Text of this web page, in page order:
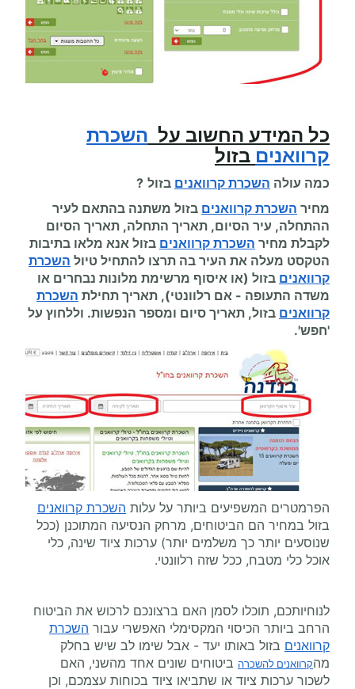
כל המידע החשוב על השכרת
קרוואנים בזול
כמה עולה השכרת קרוואנים בזול ?
מחיר השכרת קרוואנים בזול משתנה בהתאם לעיר
ההתחלה, עיר הסיום, תאריך התחלה, תאריך הסיום
לקבלת מחיר השכרת קרוואנים בזול אנא מלאו בתיבות
הטקסט מעלה את העיר בה תרצו להתחיל טיול השכרת
קרוואנים בזול (או איסוף מרשימת מלונות נבחרים או
משדה התעופה - אם רלוונטי), תאריך תחילת השכרת
קרוואנים בזול, תאריך סיום ומספר הנפשות. וללחוץ על
'חפש'.
הפרמטרים המשפיעים ביותר על עלות השכרת קרוואנים
בזול במחיר הם הביטוחים, מרחק הנסיעה המתוכנן (ככל
שנוסעים יותר כך משלמים יותר) ערכות ציוד שינה, כלי
אוכל כלי מטבח, ככל שזה רלוונטי.
לנוחיותכם, תוכלו לסמן האם ברצונכם לרכוש את הביטוח
הרחב ביותר הכיסוי המקסימלי האפשרי עבור השכרת
קרוואנים בזול באותו יעד - אבל שימו לב שיש בחלק
מהקרוואנים להשכרה ביטוחים שונים אחד מהשני, האם
לשכור ערכות ציוד או שתביאו ציוד בכוחות עצמכם, וכן